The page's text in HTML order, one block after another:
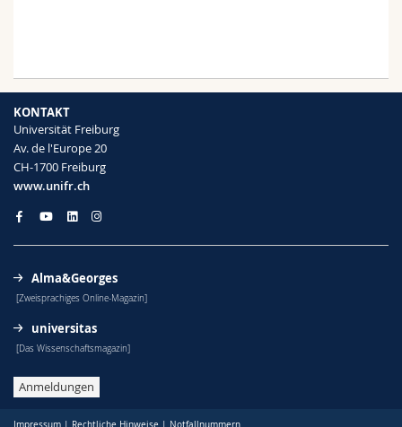
KONTAKT
Universität Freiburg
Av. de l'Europe 20
CH-1700 Freiburg
www.unifr.ch
Alma&Georges
[Zweisprachiges Online-Magazin]
universitas
[Das Wissenschaftsmagazin]
Anmeldungen
Impressum | Rechtliche Hinweise | Notfallnummern